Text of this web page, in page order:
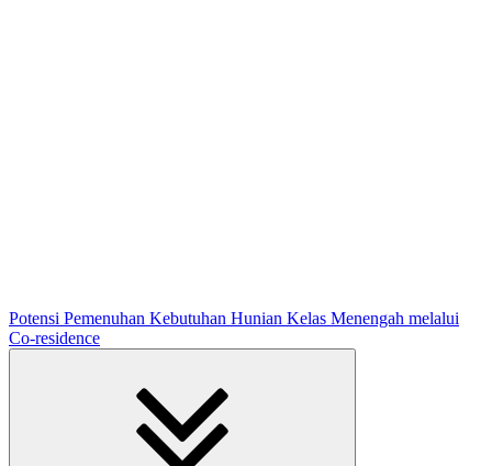
Potensi Pemenuhan Kebutuhan Hunian Kelas Menengah melalui
Co-residence